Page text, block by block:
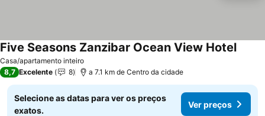
Casa/apartamento inteiro
Five Seasons Zanzibar Ocean View Hotel
8,7 Excelente 8 a 7.1 km de Centro da cidade
Selecione as datas para ver os preços
exatos.
Ver preços